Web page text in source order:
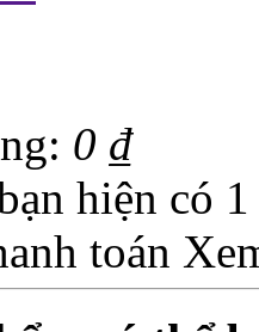
0 ₫
hiện có 1
toán